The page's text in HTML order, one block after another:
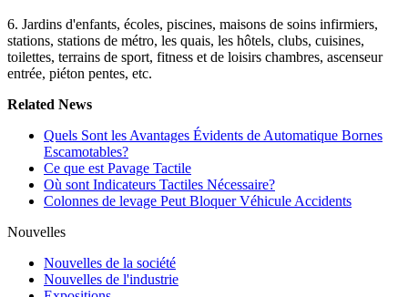
6. Jardins d'enfants, écoles, piscines, maisons de soins infirmiers,
stations, stations de métro, les quais, les hôtels, clubs, cuisines,
toilettes, terrains de sport, fitness et de loisirs chambres, ascenseur
entrée, piéton pentes, etc.
Related News
Quels Sont les Avantages Évidents de Automatique Bornes
Escamotables?
Ce que est Pavage Tactile
Où sont Indicateurs Tactiles Nécessaire?
Colonnes de levage Peut Bloquer Véhicule Accidents
Nouvelles
Nouvelles de la société
Nouvelles de l'industrie